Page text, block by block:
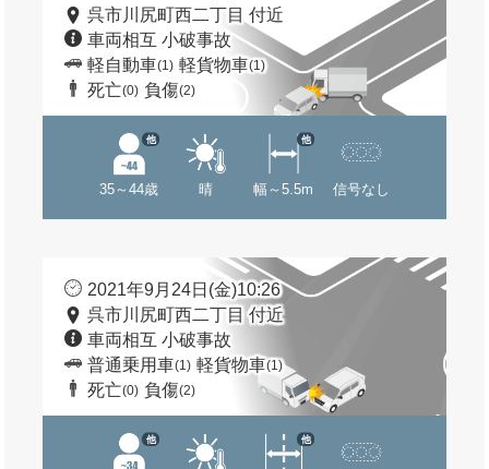
呉市川尻町西二丁目 付近
車両相互 小破事故
軽自動車(1) 軽貨物車(1)
死亡(0) 負傷(2)
35～44歳
他
晴 幅～5.5m
他
信号なし
2021年9月24日(金)10:26
呉市川尻町西二丁目 付近
車両相互 小破事故
普通乗用車(1) 軽貨物車(1)
死亡(0) 負傷(2)
他 他